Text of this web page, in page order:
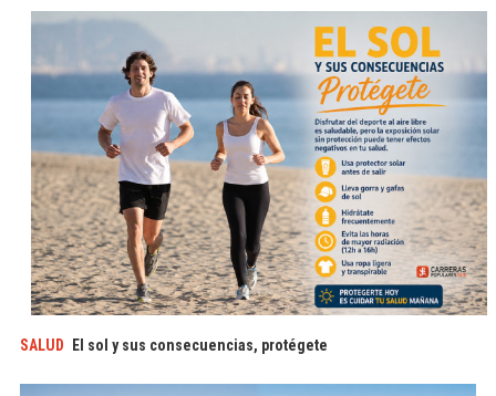
SALUD El sol y sus consecuencias, protégete